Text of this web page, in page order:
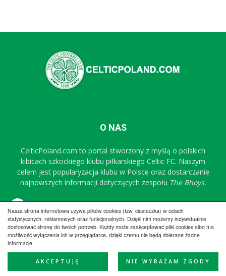
Nasza strona internetowa używa plików cookies (tzw. ciasteczka) w celach
statystycznych, reklamowych oraz funkcjonalnych. Dzięki nim możemy indywidualnie
dostosować stronę do twoich potrzeb. Każdy może zaakceptować pliki cookies albo ma
możliwość wyłączenia ich w przeglądarce, dzięki czemu nie będą zbierane żadne
informacje.
AKCEPTUJĘ NIE WYRAŻAM ZGODY
O NAS
CelticPoland.com to portal stworzony z myślą o polskich
kibicach szkockiego klubu piłkarskiego Celtic FC. Naszym
celem jest popularyzacja klubu w Polsce oraz dostarczanie
najnowszych informacji dotyczących zespołu The Bhoys.
Regulamin Współpraca Reklama
Polityka prywatności
© CelticPoland.com 2005-2025 All Rights Reserved.